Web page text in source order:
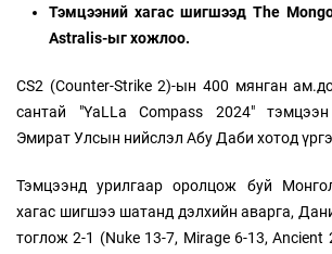
Тэмцээний хагас шигшээд The
Astralis-ыг хожлоо.
CS2 (Counter-Strike 2)-ын 400 мянган
сантай "YaLLa Compass 2024"
Эмират Улсын нийслэл Абу Даби хотод
Тэмцээнд урилгаар оролцож буй
хагас шигшээ шатанд дэлхийн аварга,
тоглож 2-1 (Nuke 13-7, Mirage 6-13, Ancient